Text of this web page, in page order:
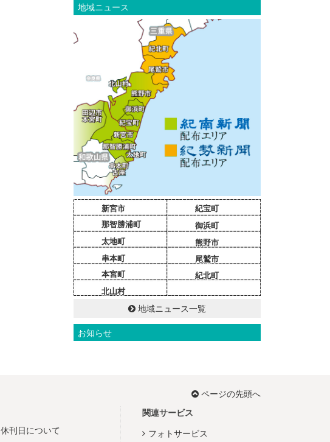
地域ニュース
新宮市
那智勝浦町
太地町
串本町
本宮町
北山村
紀宝町
御浜町
熊野市
尾鷲市
紀北町
地域ニュース一覧
お知らせ
ページの先頭へ
休刊日について
関連サービス
フォトサービス